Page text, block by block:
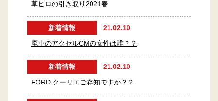
草ヒロの引き取り2021春
新着情報 21.02.10
廃車のアクセルCMの女性は誰？？
新着情報 21.02.10
FORD クーリエご存知ですか？？